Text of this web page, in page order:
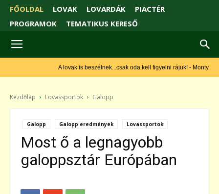
FŐOLDAL LOVAK LOVARDÁK
PIACTÉR
PROGRAMOK
TEMATIKUS KERESŐ
A lovak is beszélnek...csak oda kell figyelni rájuk! - Monty Roberts
Kezdőlap Lovassportok Galopp
Galopp Galopp eredmények Lovassportok
Most ő a legnagyobb
galoppsztár Európában